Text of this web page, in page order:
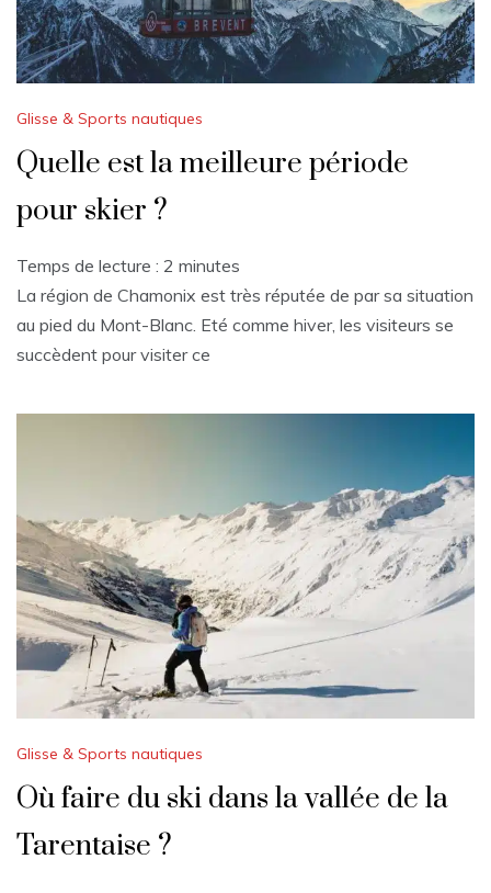
Glisse & Sports nautiques
Quelle est la meilleure période
pour skier ?
Temps de lecture : 2 minutes
La région de Chamonix est très réputée de par sa situation
au pied du Mont-Blanc. Eté comme hiver, les visiteurs se
succèdent pour visiter ce
Glisse & Sports nautiques
Où faire du ski dans la vallée de la
Tarentaise ?